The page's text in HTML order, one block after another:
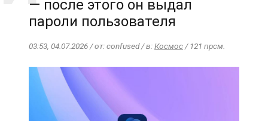
— после этого он выдал
пароли пользователя
03:53, 04.07.2026 / от: confused / в:Космос/ 121 прсм.